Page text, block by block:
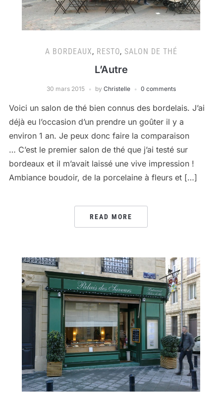
A BORDEAUX, RESTO, SALON DE THÉ
L’Autre
30 mars 2015 by Christelle 0 comments
Voici un salon de thé bien connus des bordelais. J’ai
déjà eu l’occasion d’un prendre un goûter il y a
environ 1 an. Je peux donc faire la comparaison
… C’est le premier salon de thé que j’ai testé sur
bordeaux et il m’avait laissé une vive impression !
Ambiance boudoir, de la porcelaine à fleurs et […]
READ MORE